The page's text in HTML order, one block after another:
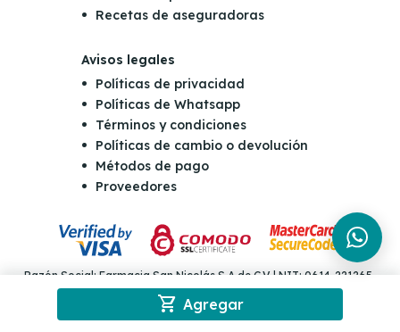
shopping_cart Agregar
Recetas de aseguradoras
Avisos legales
Políticas de privacidad
Políticas de Whatsapp
Términos y condiciones
Políticas de cambio o devolución
Métodos de pago
Proveedores
Razón Social: Farmacia San Nicolás S.A de C.V | NIT: 0614-221265-
001-4 | Dirección: Final Boulevard Orden de Malta y Carretera al
puerto de la Libertad Km 10 y 1/2, Antiguo Cuscatlán | Teléfono: (503)
2555-5555 | Email: consultas@sannicolas.com.sv